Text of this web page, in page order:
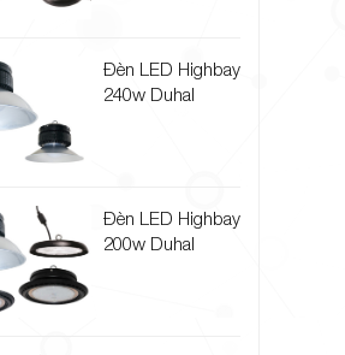
Đèn LED Highbay
240w Duhal
Đèn LED Highbay
200w Duhal